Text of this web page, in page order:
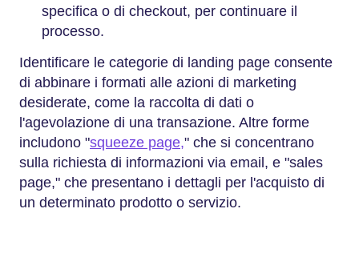
specifica o di checkout, per continuare il
processo.
Identificare le categorie di landing page consente
di abbinare i formati alle azioni di marketing
desiderate, come la raccolta di dati o
l'agevolazione di una transazione. Altre forme
includono "squeeze page," che si concentrano
sulla richiesta di informazioni via email, e "sales
page," che presentano i dettagli per l'acquisto di
un determinato prodotto o servizio.